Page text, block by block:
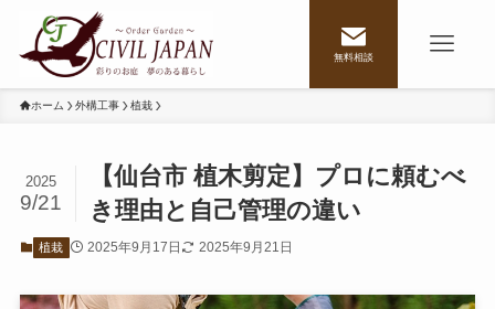
無料相談
ホーム 外構工事 植栽
【仙台市 植木剪定】プロに頼むべ
き理由と自己管理の違い
2025
9/21
植栽 2025年9月17日 2025年9月21日